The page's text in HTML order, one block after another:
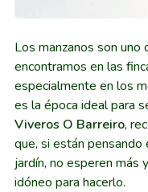
Los manzanos son
encontramos en las
especialmente en los
es la época ideal para
Viveros O Barreiro,
que, si están
jardín, no esperen más
idóneo para hacerlo.